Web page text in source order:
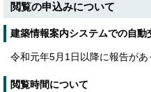
閲覧の申込みについて
建築情報案内システムでの自動
令和元年5月1日以降に報告が
閲覧時間について